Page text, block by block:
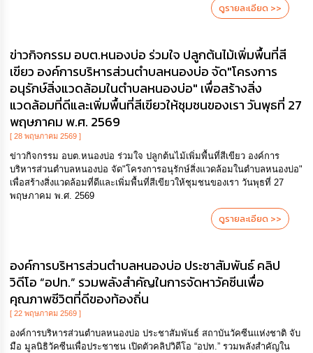
ดูรายละเอียด >>
ข่าวกิจกรรม อบต.หนองบ่อ ร่วมใจ ปลูกต้นไม้เพิ่มพื้นที่สี
เขียว องค์การบริหารส่วนตำบลหนองบ่อ จัด"โครงการ
อนุรักษ์สิ่งแวดล้อมในตำบลหนองบ่อ" เพื่อสร้างสิ่ง
แวดล้อมที่ดีและเพิ่มพื้นที่สีเขียวให้ชุมชนของเรา วันพุธที่ 27
พฤษภาคม พ.ศ. 2569
[ 28 พฤษภาคม 2569 ]
ข่าวกิจกรรม อบต.หนองบ่อ ร่วมใจ ปลูกต้นไม้เพิ่มพื้นที่สีเขียว องค์การ
บริหารส่วนตำบลหนองบ่อ จัด"โครงการอนุรักษ์สิ่งแวดล้อมในตำบลหนองบ่อ"
เพื่อสร้างสิ่งแวดล้อมที่ดีและเพิ่มพื้นที่สีเขียวให้ชุมชนของเรา วันพุธที่ 27
พฤษภาคม พ.ศ. 2569
ดูรายละเอียด >>
องค์การบริหารส่วนตำบลหนองบ่อ ประชาสัมพันธ์ คลิป
วิดีโอ “อปท.” รวมพลังสำคัญในการจัดหาวัคซีนเพื่อ
คุณภาพชีวิตที่ดีของท้องถิ่น
[ 22 พฤษภาคม 2569 ]
องค์การบริหารส่วนตำบลหนองบ่อ ประชาสัมพันธ์ สถาบันวัคซีนแห่งชาติ จับ
มือ มูลนิธิวัคซีนเพื่อประชาชน เปิดตัวคลิปวิดีโอ “อปท.” รวมพลังสำคัญใน